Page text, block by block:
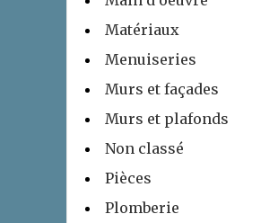
Matériaux
Menuiseries
Murs et façades
Murs et plafonds
Non classé
Pièces
Plomberie